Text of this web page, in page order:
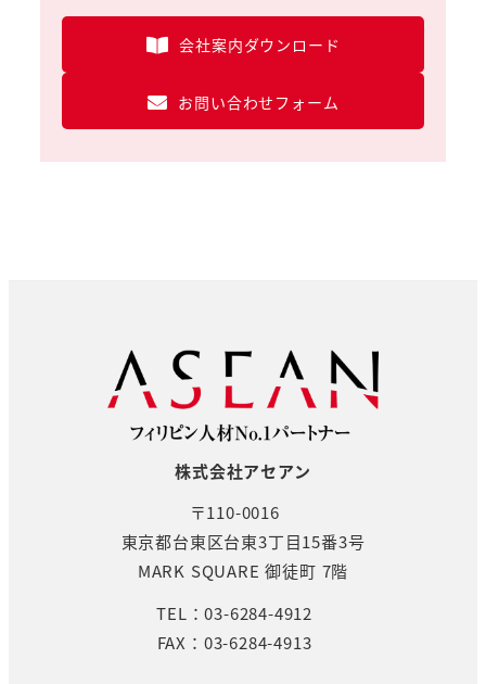
会社案内ダウンロード
お問い合わせフォーム
株式会社アセアン
〒110-0016
東京都台東区台東3丁目15番3号
MARK SQUARE 御徒町 7階
TEL：03-6284-4912
FAX：03-6284-4913